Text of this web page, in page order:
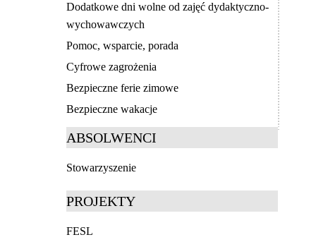
Dodatkowe dni wolne od zajęć dydaktyczno-
wychowawczych
Pomoc, wsparcie, porada
Cyfrowe zagrożenia
Bezpieczne ferie zimowe
Bezpieczne wakacje
ABSOLWENCI
Stowarzyszenie
PROJEKTY
FESL